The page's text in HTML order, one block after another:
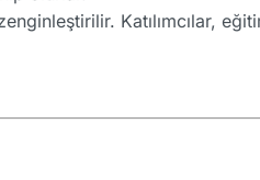
Katılımcılar,